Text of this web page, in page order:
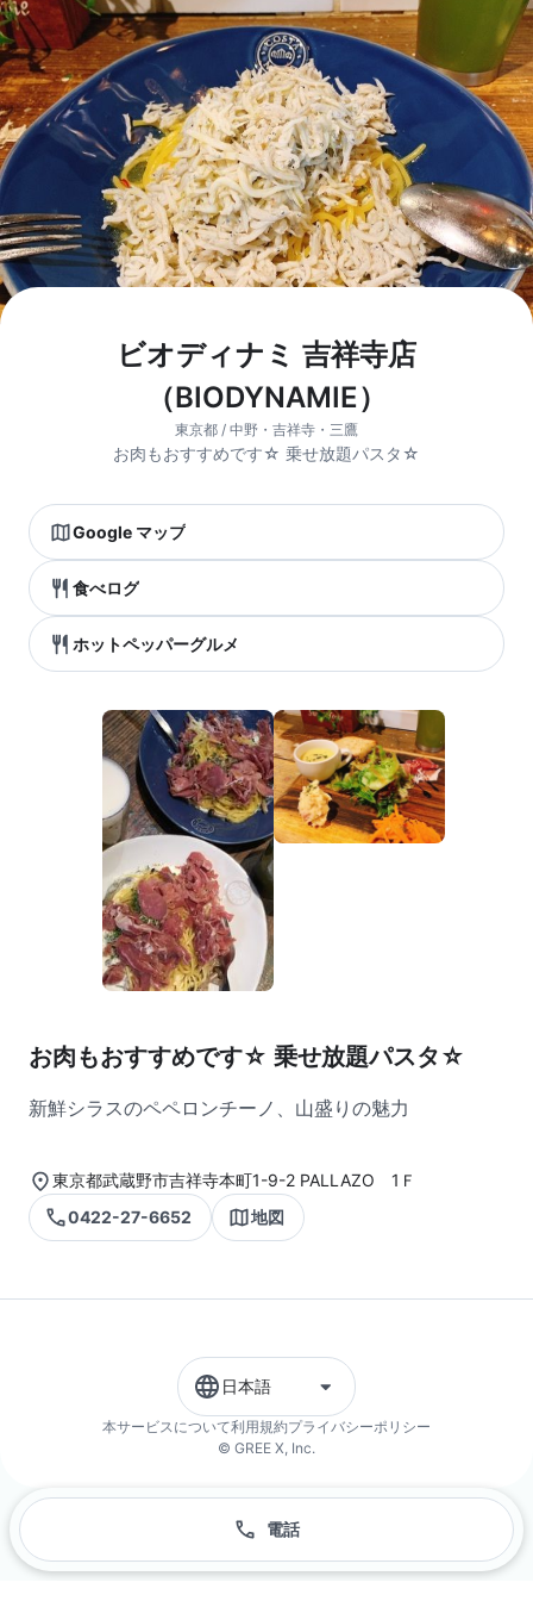
ビオディナミ 吉祥寺店
（BIODYNAMIE）
東京都 / 中野・吉祥寺・三鷹
お肉もおすすめです☆ 乗せ放題パスタ☆
Google マップ
食べログ
ホットペッパーグルメ
お肉もおすすめです☆ 乗せ放題パスタ☆
新鮮シラスのペペロンチーノ、山盛りの魅力
東京都武蔵野市吉祥寺本町1-9-2 PALLAZO 1Ｆ
0422-27-6652
地図
日本語
本サービスについて利用規約プライバシーポリシー
© GREE X, Inc.
電話